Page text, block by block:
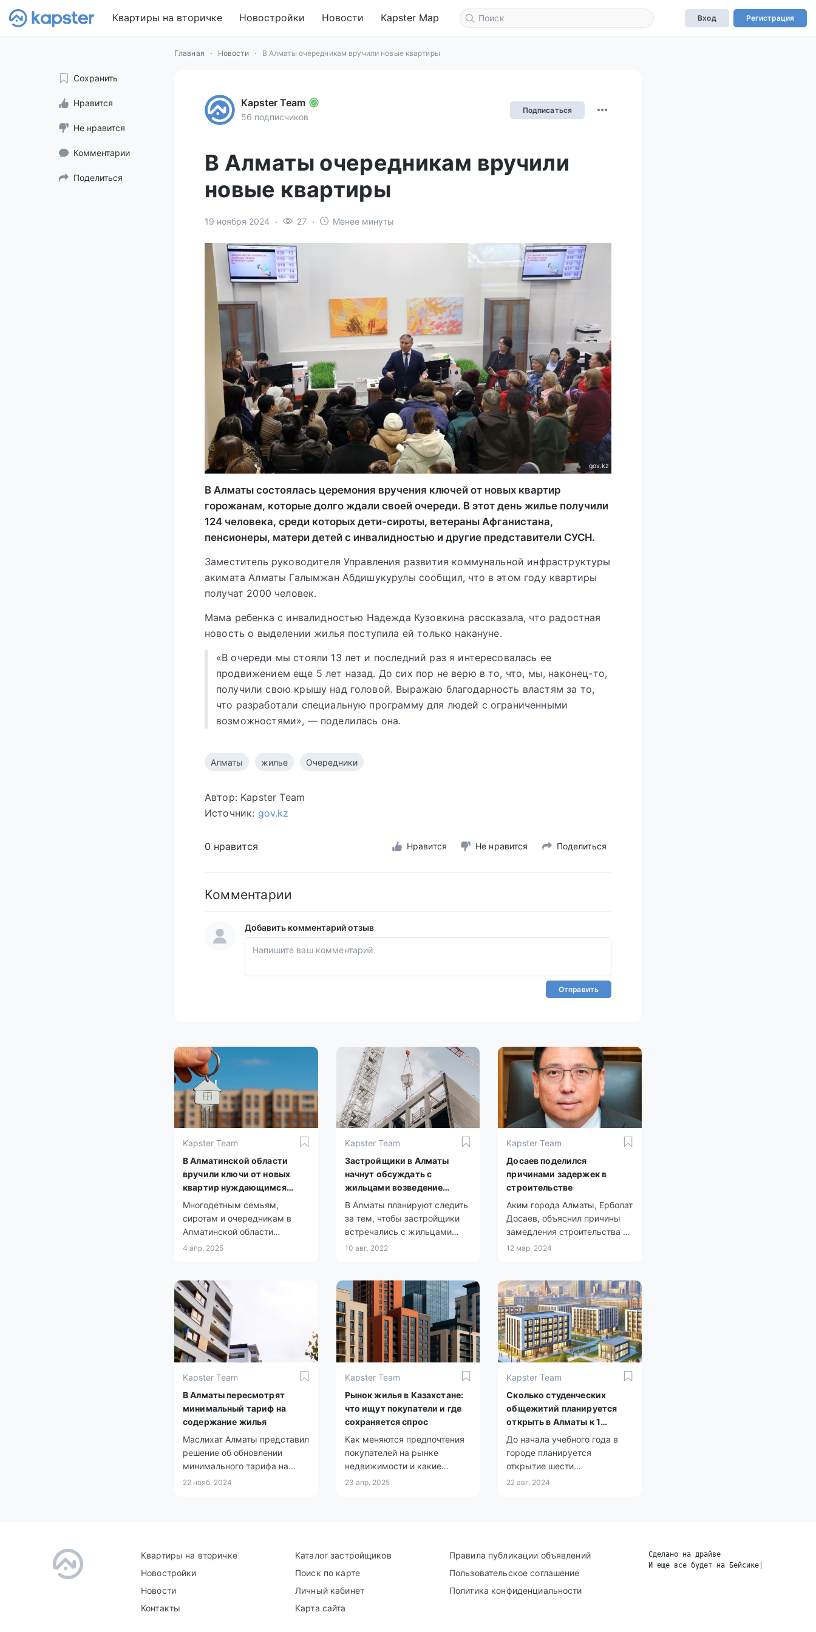
Квартиры на вторичке Новостройки Новости Kapster Map Вход Регистрация
Главная Новости В Алматы очередникам вручили новые квартиры
Сохранить
Нравится
Не нравится
Комментарии
Поделиться
Kapster Team
56 подписчиков
Подписаться
В Алматы очередникам вручили
новые квартиры
19 ноября 2024 27 Менее минуты
gov.kz
В Алматы состоялась церемония вручения ключей от новых квартир
горожанам, которые долго ждали своей очереди. В этот день жилье получили
124 человека, среди которых дети-сироты, ветераны Афганистана,
пенсионеры, матери детей с инвалидностью и другие представители СУСН.
Заместитель руководителя Управления развития коммунальной инфраструктуры
акимата Алматы Галымжан Абдишукурулы сообщил, что в этом году квартиры
получат 2000 человек.
Мама ребенка с инвалидностью Надежда Кузовкина рассказала, что радостная
новость о выделении жилья поступила ей только накануне.
«В очереди мы стояли 13 лет и последний раз я интересовалась ее
продвижением еще 5 лет назад. До сих пор не верю в то, что, мы, наконец-то,
получили свою крышу над головой. Выражаю благодарность властям за то,
что разработали специальную программу для людей с ограниченными
возможностями», — поделилась она.
Алматы жилье Очередники
Автор: Kapster Team
Источник: gov.kz
0 нравится Нравится Не нравится Поделиться
Комментарии
Добавить комментарий отзыв
Отправить
Kapster Team
В Алматинской области
вручили ключи от новых
квартир нуждающимся
семьям
Многодетным семьям,
сиротам и очередникам в
Алматинской области
вручили ключи от новых
4 апр. 2025
Kapster Team
Застройщики в Алматы
начнут обсуждать с
жильцами возведение
будущих ЖК
В Алматы планируют следить
за тем, чтобы застройщики
встречались с жильцами
ближайших домов перед тем,
10 авг. 2022
Kapster Team
Досаев поделился
причинами задержек в
строительстве
Аким города Алматы, Ерболат
Досаев, объяснил причины
замедления строительства и
сокращения нового жилья.
12 мар. 2024
Kapster Team
В Алматы пересмотрят
минимальный тариф на
содержание жилья
Маслихат Алматы представил
решение об обновлении
минимального тарифа на
управление и содержание
22 нояб. 2024
Kapster Team
Рынок жилья в Казахстане:
что ищут покупатели и где
сохраняется спрос
Как меняются предпочтения
покупателей на рынке
недвижимости и какие
районы остаются в фокусе
23 апр. 2025
Kapster Team
Сколько студенческих
общежитий планируется
открыть в Алматы к 1
сентября
До начала учебного года в
городе планируется
открытие шести
студенческих общежитий,
22 авг. 2024
Квартиры на вторичке
Новостройки
Новости
Контакты
Каталог застройщиков
Поиск по карте
Личный кабинет
Карта сайта
Правила публикации объявлений
Пользовательское соглашение
Политика конфиденциальности
Сделано на драйве
И еще все будет на Бейсике